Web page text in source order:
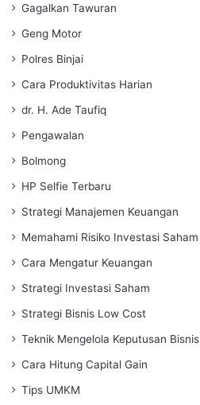
Gagalkan Tawuran
Geng Motor
Polres Binjai
Cara Produktivitas Harian
dr. H. Ade Taufiq
Pengawalan
Bolmong
HP Selfie Terbaru
Strategi Manajemen Keuangan
Memahami Risiko Investasi Saham
Cara Mengatur Keuangan
Strategi Investasi Saham
Strategi Bisnis Low Cost
Teknik Mengelola Keputusan Bisnis
Cara Hitung Capital Gain
Tips UMKM